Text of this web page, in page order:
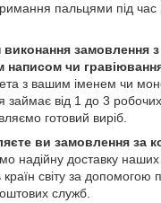
пальцями під час
виконання замовлення з
написом чи
з вашим іменем чи
займає від 1 до 3 робочих
готовий виріб.
ви замовлення за
надійну доставку наших
країн світу за допомогою
служб.